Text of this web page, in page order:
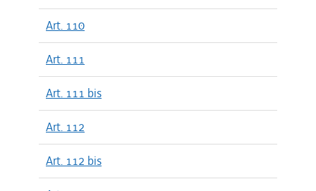
Art. 110
Art. 111
Art. 111 bis
Art. 112
Art. 112 bis